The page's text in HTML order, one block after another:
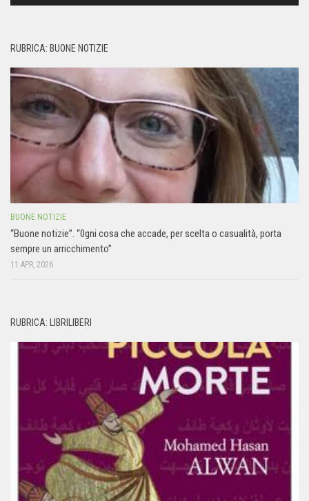
RUBRICA: BUONE NOTIZIE
BUONE NOTIZIE
“Buone notizie”. “0gni cosa che accade, per scelta o casualità, porta
sempre un arricchimento”
11 APR, 2026
RUBRICA: LIBRILIBERI